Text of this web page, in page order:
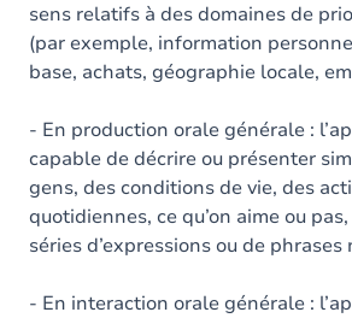
sens relatifs à des domaines de
(par exemple, information
base, achats, géographie locale,
- En production orale générale :
capable de décrire ou présenter
gens, des conditions de vie, des
quotidiennes, ce qu’on aime ou
séries d’expressions ou de
- En interaction orale générale :